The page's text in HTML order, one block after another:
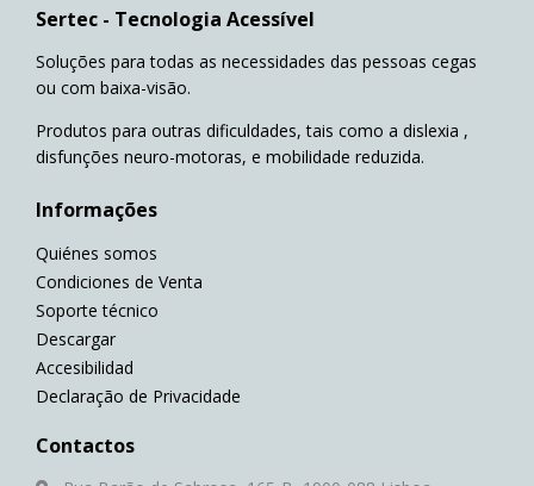
Sertec - Tecnologia Acessível
Soluções para todas as necessidades das pessoas cegas
ou com baixa-visão.
Produtos para outras dificuldades, tais como a dislexia ,
disfunções neuro-motoras, e mobilidade reduzida.
Informações
Quiénes somos
Condiciones de Venta
Soporte técnico
Descargar
Accesibilidad
Declaração de Privacidade
Contactos